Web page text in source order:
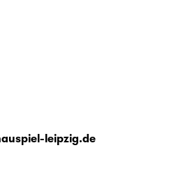
leipzig.de